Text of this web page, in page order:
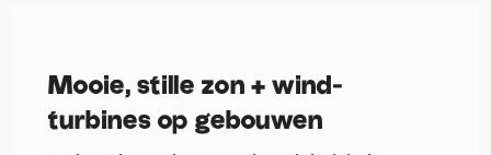
Mooie, stille zon + wind-
turbines op gebouwen